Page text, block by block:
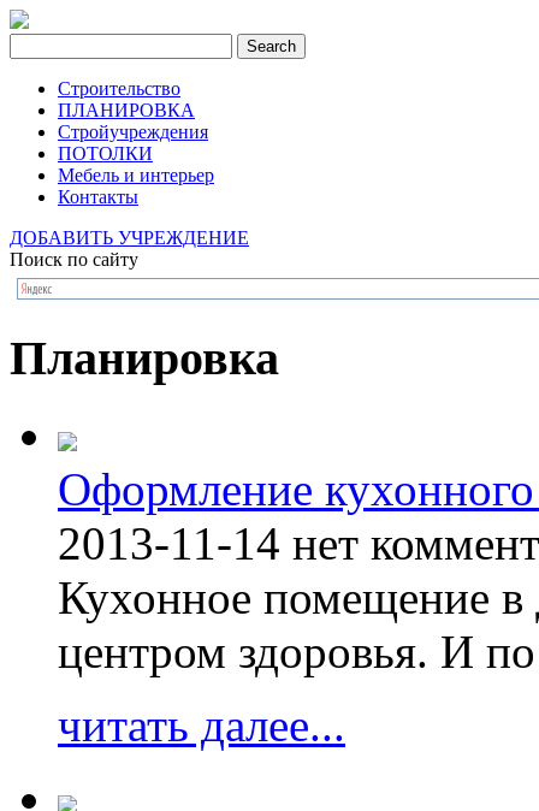
Строительство
ПЛАНИРОВКА
Стройучреждения
ПОТОЛКИ
Мебель и интерьер
Контакты
ДОБАВИТЬ УЧРЕЖДЕНИЕ
Поиск по сайту
Планировка
Оформление
2013-11-14 нет
Кухонное помещение в
центром здоровья. И
читать далее...